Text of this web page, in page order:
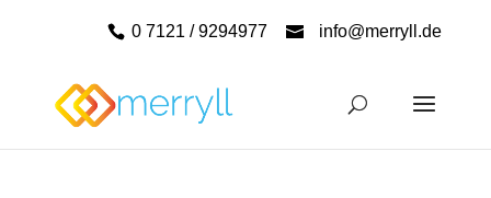
0 7121 / 9294977 info@merryll.de